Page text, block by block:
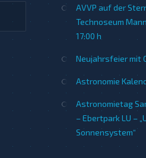
AVVP auf der
Technoseum
17:00 h
Neujahrsfeier mit
Astronomie
Astronomietag
– Ebertpark LU –
Sonnensystem“